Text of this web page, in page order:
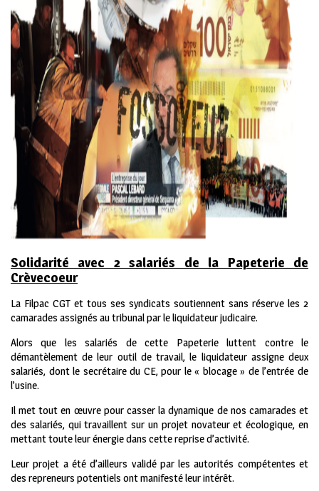
Solidarité avec 2 salariés de la Papeterie de
Crèvecoeur
La Filpac CGT et tous ses syndicats soutiennent sans réserve les 2
camarades assignés au tribunal par le liquidateur judicaire.
Alors que les salariés de cette Papeterie luttent contre le
démantèlement de leur outil de travail, le liquidateur assigne deux
salariés, dont le secrétaire du CE, pour le « blocage » de l’entrée de
l’usine.
Il met tout en œuvre pour casser la dynamique de nos camarades et
des salariés, qui travaillent sur un projet novateur et écologique, en
mettant toute leur énergie dans cette reprise d’activité.
Leur projet a été d’ailleurs validé par les autorités compétentes et
des repreneurs potentiels ont manifesté leur intérêt.